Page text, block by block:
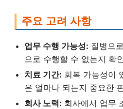
주요 고려 사항
업무 수행 가능성: 질병으
으로 수행할 수 없는지 확
치료 기간: 회복 가능성이
은 얼마나 되는지 중요한
회사 노력: 회사에서 업무